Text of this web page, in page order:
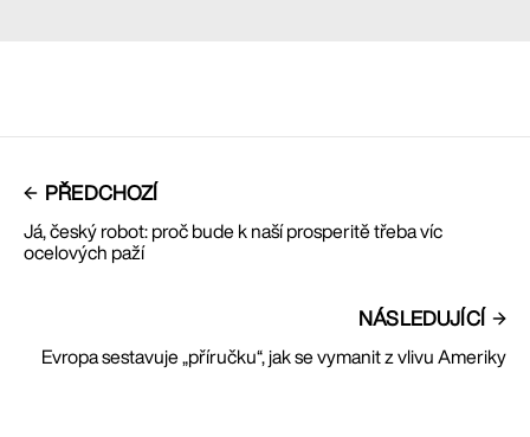
PŘEDCHOZÍ
Já, český robot: proč bude k naší prosperitě třeba víc
ocelových paží
NÁSLEDUJÍCÍ
Evropa sestavuje „příručku“, jak se vymanit z vlivu Ameriky